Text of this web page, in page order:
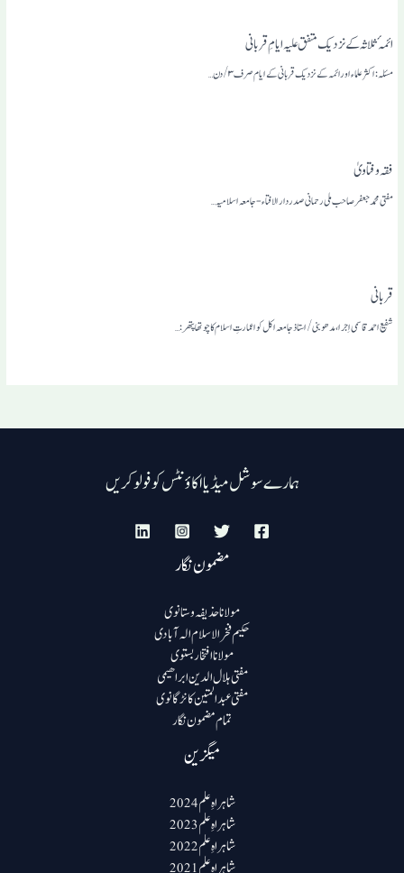
ائمہٴ ثلاثہ کے نزدیک متفق علیہ ایامِ قربانی
مسئلہ: اکثرعلماء اورائمہ کے نزدیک قربانی کے ایام صرف ۳/دن…
فقہ وفتاویٰ
مفتی محمد جعفر صاحب ملی رحمانی صدر دار الافتاء-جامعہ اسلامیہ…
قربانی
شفیع احمد قاسمی اِجرا، مدھوبنی/استاذجامعہ اکل کوا عمارتِ اسلام کاچوتھاپتھر:…
ہمارے سوشل میڈیا اکاؤنٹس کو فولو کریں
مضمون نگار
مولانا حذیفہ وستانوی
حکیم فخرالاسلام الہ آبادی
مولانا افتخار بستوی
مفتی ہلال الدین ابراھیمی
مفتی عبد المتین کانڑگانوی
تمام مضمون نگار
میگزین
شاہراہِ علم 2024
شاہراہِ علم 2023
شاہراہِ علم 2022
شاہراہِ علم 2021